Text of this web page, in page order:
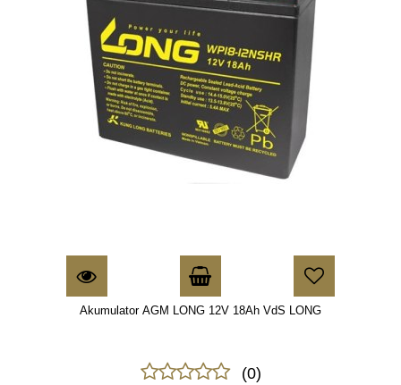
Akumulator AGM LONG 12V 18Ah VdS LONG
(0)